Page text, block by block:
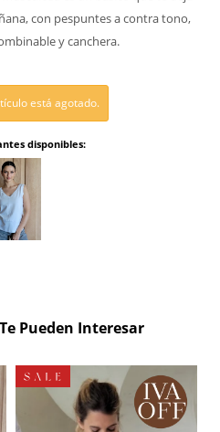
con pespuntes a contra tono,
y canchera.
está agotado.
disponibles:
Pueden Interesar